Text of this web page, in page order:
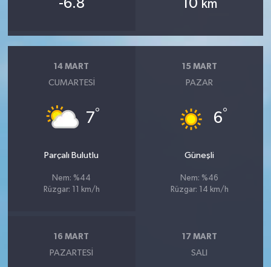
-6.8 10 km
14 MART
CUMARTESI
7°
Parçalı Bulutlu
Nem: %44
Rüzgar: 11 km/h
15 MART
PAZAR
6°
Güneşli
Nem: %46
Rüzgar: 14 km/h
16 MART
PAZARTESI
17 MART
SALI